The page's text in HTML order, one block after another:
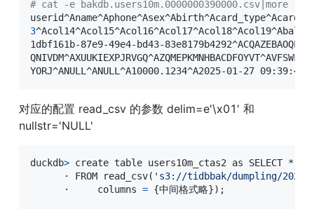
# cat -e bakdb.users10m.0000000390000.csv|more
3
1dbf161b-87e9-49e4-bd43-
YORJ^ANULL^ANULL^A10000.1234^A2025-01-27
对应的配置 read_csv 的参数 delim=e'\x01' 和
nullstr='NULL'
duckdb> create table users10m_ctas2 as SELECT *
      · FROM read_csv
( 's3://tidbbak/dumpling/
      ·     columns
= {中间格式略}) ;